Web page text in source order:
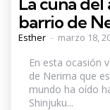
barrio de
Posted
Esther marzo 18,
En esta ocasión
de Nerima que
mundo ha oído
Shinjuku...